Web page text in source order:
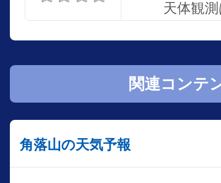
天体観
関連コンテ
角落山の天気予報